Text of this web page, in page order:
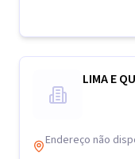
LIMA E
Endereço não